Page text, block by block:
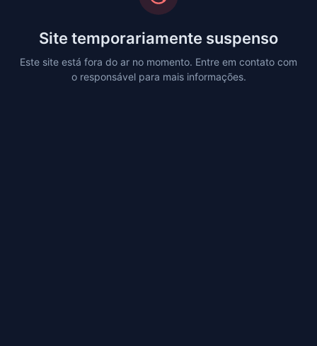
Site temporariamente suspenso
Este site está fora do ar no momento. Entre em contato com
o responsável para mais informações.